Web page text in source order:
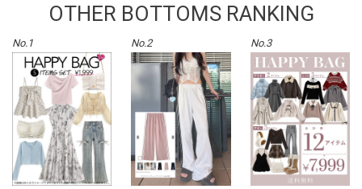
OTHER BOTTOMS RANKING
No.1 No.2 No.3